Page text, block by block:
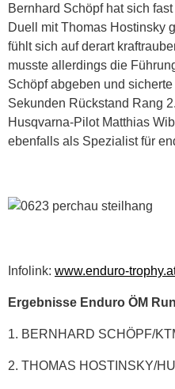
Bernhard Schöpf hat sich
Duell mit Thomas Hostinsky
fühlt sich auf derart
musste allerdings die
Schöpf abgeben und
Sekunden Rückstand Rang
Husqvarna-Pilot Matthias
ebenfalls als Spezialist für
Infolink: www.enduro-
Ergebnisse Enduro ÖM
1. BERNHARD SCHÖPF/
2. THOMAS HOSTINSKY/